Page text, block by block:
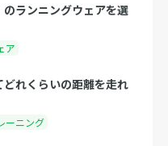
のランニングウェアを選
ア
どれくらいの距離を走れ
ーニング